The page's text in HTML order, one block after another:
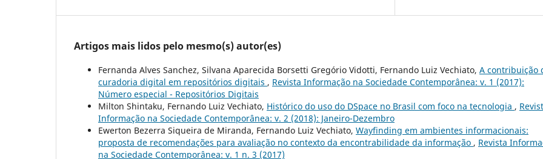
Artigos mais lidos pelo mesmo(s) autor(es)
Fernanda Alves Sanchez, Silvana Aparecida Borsetti Gregório Vidotti, Fernando Luiz Vechiato, A contribuição
curadoria digital em repositórios digitais , Revista Informação na Sociedade Contemporânea: v. 1 (2017):
Número especial - Repositórios Digitais
Milton Shintaku, Fernando Luiz Vechiato, Histórico do uso do DSpace no Brasil com foco na tecnologia ,
Informação na Sociedade Contemporânea: v. 2 (2018): Janeiro-Dezembro
Ewerton Bezerra Siqueira de Miranda, Fernando Luiz Vechiato, Wayfinding em ambientes informacionais:
proposta de recomendações para avaliação no contexto da encontrabilidade da informação , Revista
na Sociedade Contemporânea: v. 1 n. 3 (2017)